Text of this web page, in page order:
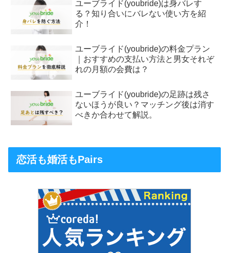
ユーブライド(youbride)は身バレす
る？知り合いにバレない使い方を紹
介！
ユーブライド(youbride)の料金プラン
｜おすすめの支払い方法と男女それぞ
れの月額の会費は？
ユーブライド(youbride)の足跡は残さ
ないほうが良い？マッチング後は消す
べきか合わせて解説。
恋活も婚活もPairs